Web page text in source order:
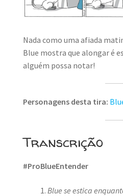
MINHA CONTA
CARRINHO
Search
for:
Nada como uma afiada
Blue mostra que alongar é
alguém possa notar!
Personagens desta tira:
Transcrição
#ProBlueEntender
Blue se estica